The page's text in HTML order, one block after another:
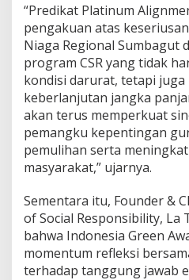
d
i
k
a
t
P
l
t
i
n
u
“Predikat Platinum
pengakuan atas
Niaga Regional Sumbagut
program CSR yang tidak
kondisi darurat, tetapi
keberlanjutan jangka
akan terus memperkuat
pemangku kepentingan
pemulihan serta
masyarakat,” ujarnya.
Sementara itu, Founder &
of Social Responsibility, La
bahwa Indonesia Green
momentum refleksi
terhadap tanggung jawab